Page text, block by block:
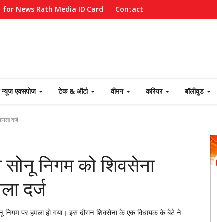
for News Rath Media ID Card Contact
एक्सपोज टेक & ऑटो वीमन करियर बॉलीवुड
दर्ज
सोनू निगम को शिवसेना
दर्ज
निगम पर हमला हो गया। इस दौरान शिवसेना के एक विधायक के बेटे ने